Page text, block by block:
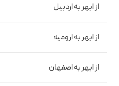
از ابهر به اردبیل
از ابهر به ارومیه
از ابهر به اصفهان